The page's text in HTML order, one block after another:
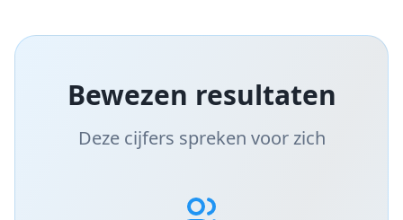
Bewezen resultaten
Deze cijfers spreken voor zich